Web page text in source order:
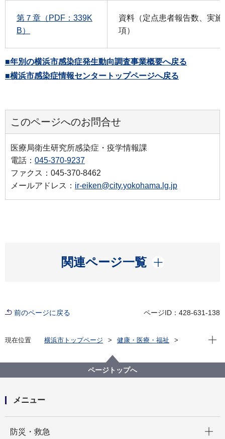
第７章（PDF：339K
B）
資料（定点患者報告数、実
項）
■年別の横浜市感染症発生動向調査事業概要へ戻る
■横浜市感染症情報センタートップページへ戻る
このページへのお問合せ
医療局衛生研究所感染症・疫学情報課
電話： 045-370-9237
ファクス：045-370-8462
メールアドレス： ir-eiken@city.yokohama.lg.jp
関連ページ一覧
開く
前のページに戻る ページID：428-631-138
現在位置 横浜市トップページ
健康・医療・福祉
感染症発生状況資料集
横浜市感染症発生動向調査事業概要
横浜市感染症発生動向調査事業概要／平成17年（2005
現在
ページトップへ
メニュー
防災・救急